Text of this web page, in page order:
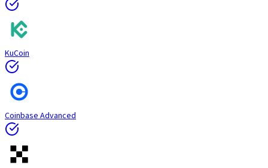
KuCoin
Coinbase Advanced